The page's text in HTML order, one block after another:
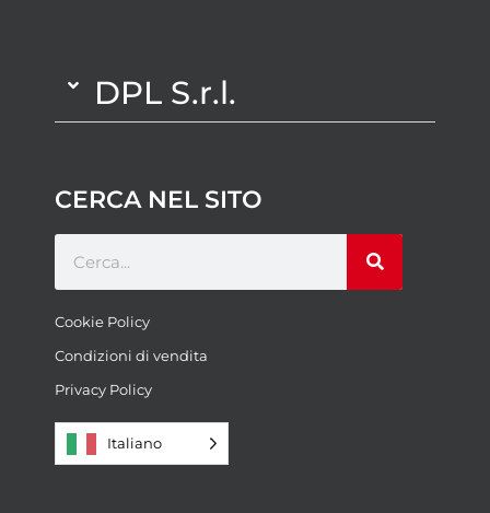
DPL S.r.l.
CERCA NEL SITO
Cookie Policy
Condizioni di vendita
Privacy Policy
Italiano